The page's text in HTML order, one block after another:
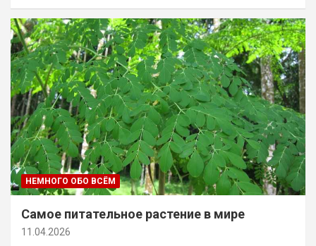
НЕМНОГО ОБО ВСЁМ
Самое питательное растение в мире
11.04.2026